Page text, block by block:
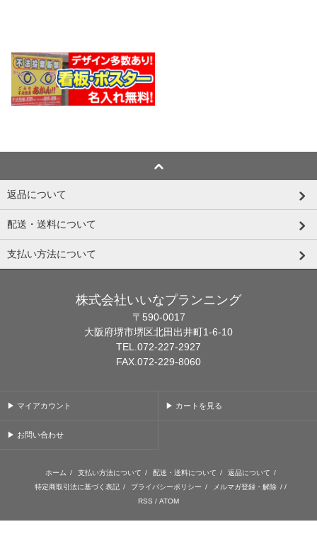
返品について
配送・送料について
支払い方法について
株式会社いいなプランニング
〒590-0017
大阪府堺市堺区北田出井町1-6-10
TEL.072-227-2927
FAX.072-229-8060
▶ マイアカウント ▶ カートを見る
▶ お問い合わせ
ホーム / 支払い方法について / 配送・送料について / 返品について /
特定商取引法に基づく表記 / プライバシーポリシー / メルマガ登録・解除 / /
RSS / ATOM